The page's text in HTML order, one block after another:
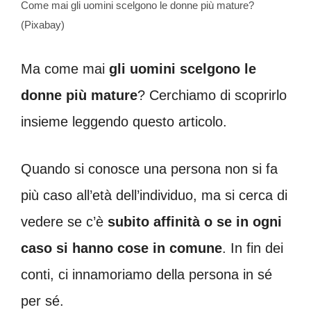
Come mai gli uomini scelgono le donne più mature?
(Pixabay)
Ma come mai gli uomini scelgono le
donne più mature? Cerchiamo di scoprirlo
insieme leggendo questo articolo.
Quando si conosce una persona non si fa
più caso all’età dell’individuo, ma si cerca di
vedere se c’è subito affinità o se in ogni
caso si hanno cose in comune. In fin dei
conti, ci innamoriamo della persona in sé
per sé.